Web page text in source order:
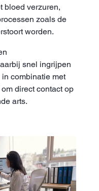
bloed verzuren,
zoals de
worden.
snel ingrijpen
combinatie met
direct contact op
arts.